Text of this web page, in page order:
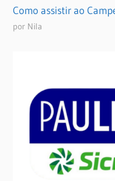
Como assistir ao
por Nila